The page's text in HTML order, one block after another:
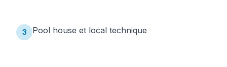
3 Pool house et local technique